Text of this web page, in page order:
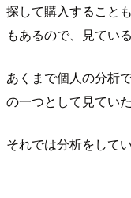
探して購入すること
もあるので、見てい
あくまで個人の分析
の一つとして見てい
それでは分析をして